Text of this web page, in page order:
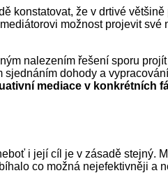
konstatovat, že v drtivé
možnost projevit
nalezením řešení sporu
dohody a
mediace v konkrétních
i její cíl je v zásadě stejný.
co možná nejefektivněji a